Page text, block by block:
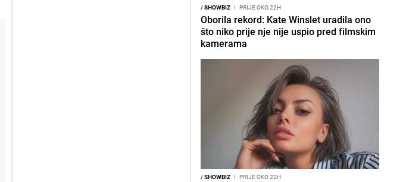
/SHOWBIZ I PRIJE OKO 22H
Oborila rekord: Kate Winslet uradila ono
što niko prije nje nije uspio pred filmskim
kamerama
/SHOWBIZ I PRIJE OKO 22H